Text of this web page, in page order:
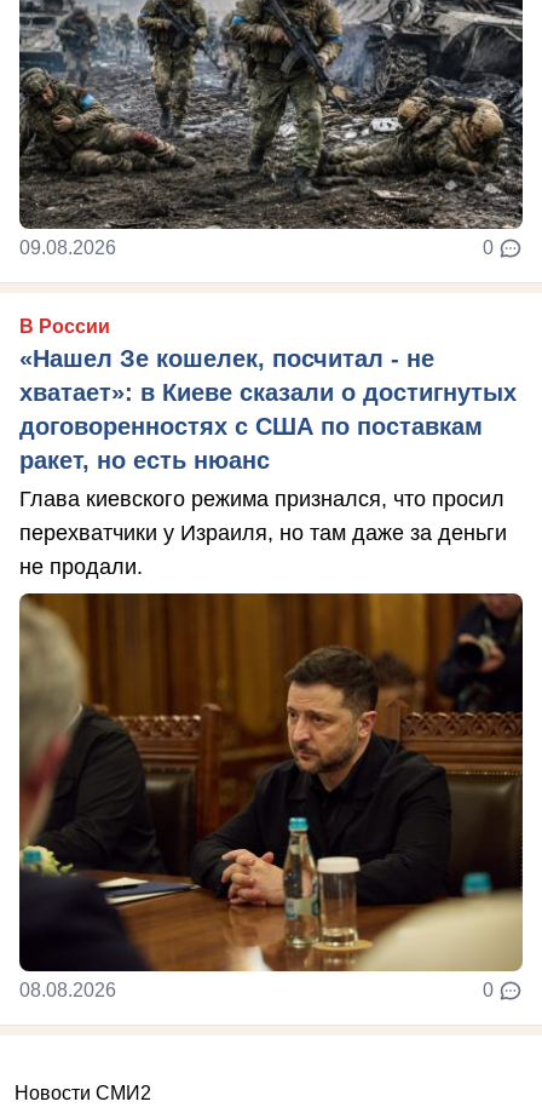
09.08.2026 0
В России
«Нашел Зе кошелек, посчитал - не
хватает»: в Киеве сказали о достигнутых
договоренностях с США по поставкам
ракет, но есть нюанс
Глава киевского режима признался, что просил
перехватчики у Израиля, но там даже за деньги
не продали.
08.08.2026 0
Новости СМИ2